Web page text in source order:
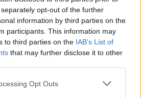
opt-out of the further
information by third parties on the
participants. This information may
to third parties on the IAB’s List of
that may further disclose it to other
Opt Outs
eléctrica.
the
Artículo siguiente
La campaña ‘Infinitas’ a
muestra su lado más